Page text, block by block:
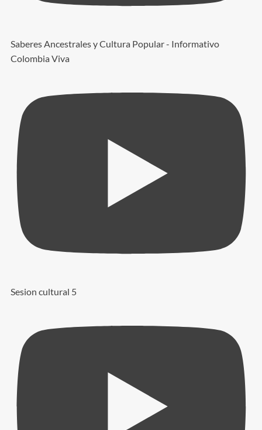
Saberes Ancestrales y Cultura Popular - Informativo
Colombia Viva
Sesion cultural 5